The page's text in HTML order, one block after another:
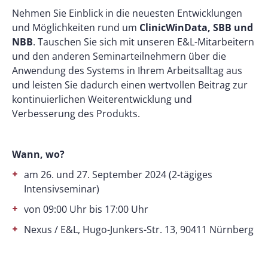
Nehmen Sie Einblick in die neuesten Entwicklungen
und Möglichkeiten rund um ClinicWinData, SBB und
NBB. Tauschen Sie sich mit unseren E&L-Mitarbeitern
und den anderen Seminarteilnehmern über die
Anwendung des Systems in Ihrem Arbeitsalltag aus
und leisten Sie dadurch einen wertvollen Beitrag zur
kontinuierlichen Weiterentwicklung und
Verbesserung des Produkts.
Wann, wo?
am 26. und 27. September 2024 (2-tägiges
Intensivseminar)
von 09:00 Uhr bis 17:00 Uhr
Nexus / E&L, Hugo-Junkers-Str. 13, 90411 Nürnberg